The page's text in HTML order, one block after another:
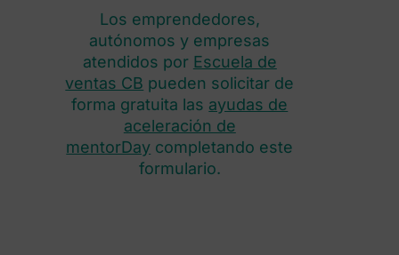
Los emprendedores,
autónomos y empresas
atendidos por Escuela de
ventas CB pueden solicitar de
forma gratuita las ayudas de
aceleración de
mentorDay completando este
formulario.